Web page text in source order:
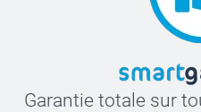
Garantie totale sur